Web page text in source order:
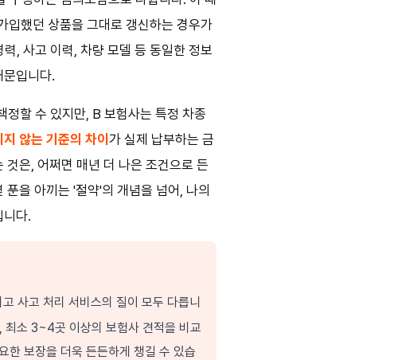
입했던 상품을 그대로 갱신하는 경우가
, 사고 이력, 차량 모델 등 동일한 정보
입니다.
할 수 있지만, B 보험사는 특정 차종
지 않는 기준의 차이 가 실제 납부하는 금
은, 어쩌면 매년 더 나은 조건으로 든
을 아끼는 '절약'의 개념을 넘어, 나의
니다.
사고 처리 서비스의 질이 모두 다릅니
최소 3~4곳 이상의 보험사 견적을 비교
한 보장을 더욱 든든하게 챙길 수 있습